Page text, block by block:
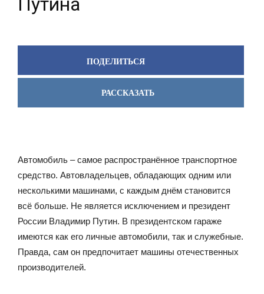
ПОДЕЛИТЬСЯ
РАССКАЗАТЬ
Автомобиль – самое распространённое транспортное
средство. Автовладельцев, обладающих одним или
несколькими машинами, с каждым днём становится
всё больше. Не является исключением и президент
России Владимир Путин. В президентском гараже
имеются как его личные автомобили, так и служебные.
Правда, сам он предпочитает машины отечественных
производителей.